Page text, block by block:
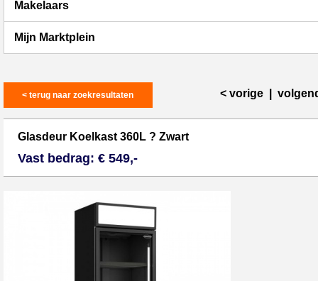
Makelaars
Mijn Marktplein
< terug naar zoekresultaten < vorige
Glasdeur Koelkast 360L ? Zwart
Vast bedrag: € 549,-